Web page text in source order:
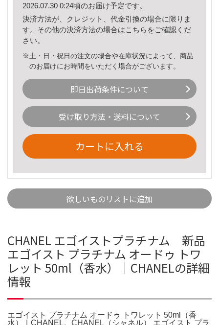
2026.07.30 0:24頃のお届け予定です。
決済方法が、クレジット、代金引換の場合に限りま
す。その他の決済方法の場合はこちら をご確認くだ
さい。
※土・日・祝日の注文の場合や在庫状況によって、商品
のお届けにお時間をいただく場合がございます。
即日出荷条件について
受け取り方法・送料について
カートに入れる
欲しいものリストに追加
CHANEL エゴイストプラチナム 新品
エゴイスト プラチナム オードゥ トワ
レット 50ml（香水）｜CHANELの詳細
情報
エゴイスト プラチナム オードゥ トワレット 50ml（香
水）｜CHANEL。CHANEL（シャネル） エゴイスト プラ